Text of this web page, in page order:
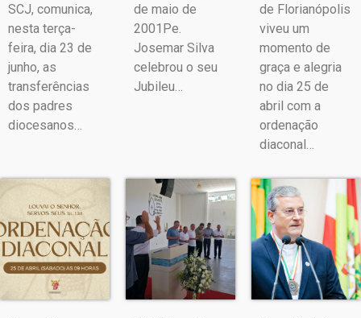
SCJ, comunica,
nesta terça-
feira, dia 23 de
junho, as
transferências
dos padres
diocesanos…
de maio de
2001Pe.
Josemar Silva
celebrou o seu
Jubileu…
de Florianópolis
viveu um
momento de
graça e alegria
no dia 25 de
abril com a
ordenação
diaconal…